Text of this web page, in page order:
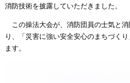
消防技術を披露していただきました。
この操法大会が、消防団員の士気と
り、「災害に強い安全安心のまちづく
ます。